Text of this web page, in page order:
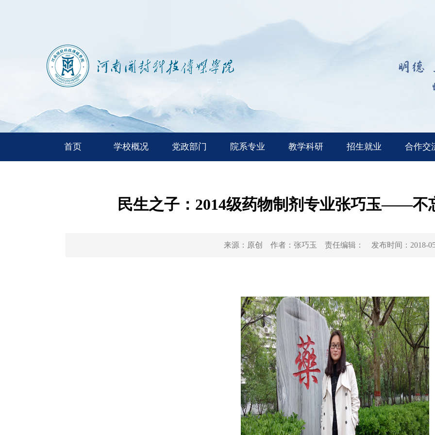
首页 学校概况 党政部门 院系专业 教学科研 招生就业 合作交
民生之子：2014级药物制剂专业张巧玉——不
来源： 原创 作者： 张巧玉 责任编辑： 发布时间： 2018-